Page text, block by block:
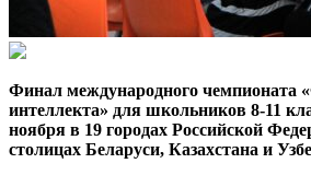
Финал международного чемпионата
интеллекта» для школьников 8-11
ноября в 19 городах Российской
столицах Беларуси, Казахстана и